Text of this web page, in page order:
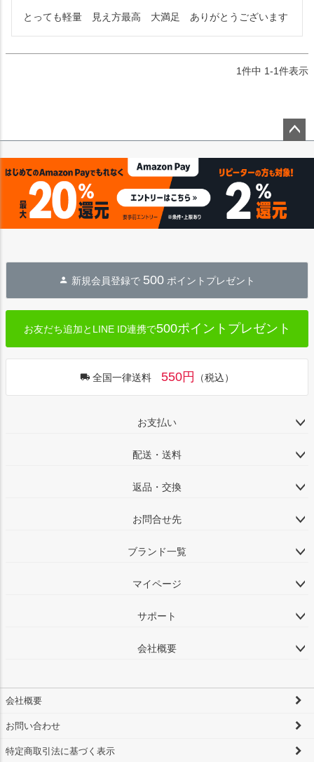
とっても軽量　見え方最高　大満足　ありがとうございます
1件中 1-1件表示
ップ
新規会員登録で 500 ポイントプレゼント
お友だち追加とLINE ID連携で500ポイントプレゼント
全国一律送料 550円 （税込）
お支払い
配送・送料
返品・交換
お問合せ先
ブランド一覧
マイページ
サポート
会社概要
会社概要
お問い合わせ
特定商取引法に基づく表示